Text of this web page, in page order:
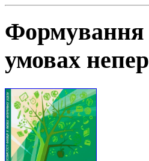
Формування
умовах